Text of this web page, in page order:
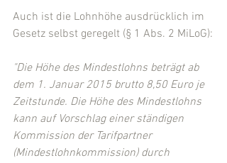
Auch ist die Lohnhöhe ausdrücklich im
Gesetz selbst geregelt (§ 1 Abs. 2 MiLoG):
"Die Höhe des Mindestlohns beträgt ab
dem 1. Januar 2015 brutto 8,50 Euro je
Zeitstunde. Die Höhe des Mindestlohns
kann auf Vorschlag einer ständigen
Kommission der Tarifpartner
(Mindestlohnkommission) durch